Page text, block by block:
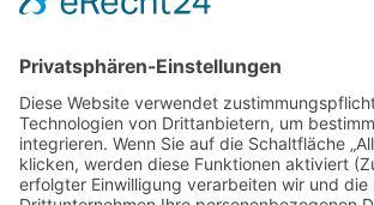
Bernhardstraße 13
Deutschland
Kontakt
Tel.: 06021-5824661
Fax: 06021-5824662
Mobil: 0170-2844607